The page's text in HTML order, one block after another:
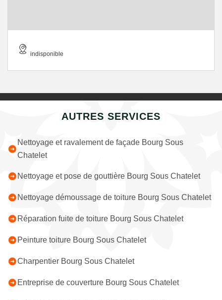
indisponible
AUTRES SERVICES
Nettoyage et ravalement de façade Bourg Sous
Chatelet
Nettoyage et pose de gouttière Bourg Sous Chatelet
Nettoyage démoussage de toiture Bourg Sous Chatelet
Réparation fuite de toiture Bourg Sous Chatelet
Peinture toiture Bourg Sous Chatelet
Charpentier Bourg Sous Chatelet
Entreprise de couverture Bourg Sous Chatelet